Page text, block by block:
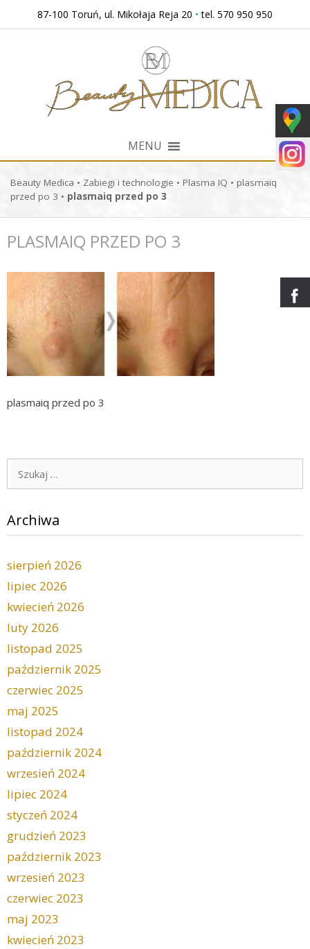
87-100 Toruń, ul. Mikołaja Reja 20 • tel. 570 950 950
MENU
Beauty Medica • Zabiegi i technologie • Plasma IQ • plasmaiq
przed po 3 • plasmaiq przed po 3
PLASMAIQ PRZED PO 3
plasmaiq przed po 3
Szukaj:
Archiwa
sierpień 2026
lipiec 2026
kwiecień 2026
luty 2026
listopad 2025
październik 2025
czerwiec 2025
maj 2025
listopad 2024
październik 2024
wrzesień 2024
lipiec 2024
styczeń 2024
grudzień 2023
październik 2023
wrzesień 2023
czerwiec 2023
maj 2023
kwiecień 2023